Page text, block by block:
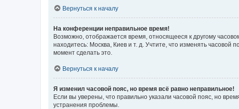
Вернуться к началу
На конференции неправильное время!
Возможно, отображается время, относящееся к другому
находитесь: Москва, Киев и т. д. Учтите, что изменять часовой
момент сделать это.
Вернуться к началу
Я изменил часовой пояс, но время всё равно неправильное!
Если вы уверены, что правильно указали часовой пояс, но
устранения проблемы.